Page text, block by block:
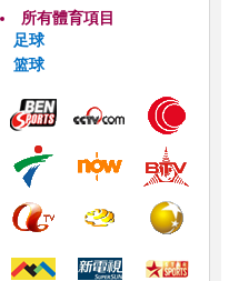
所有體育項目
足球
篮球